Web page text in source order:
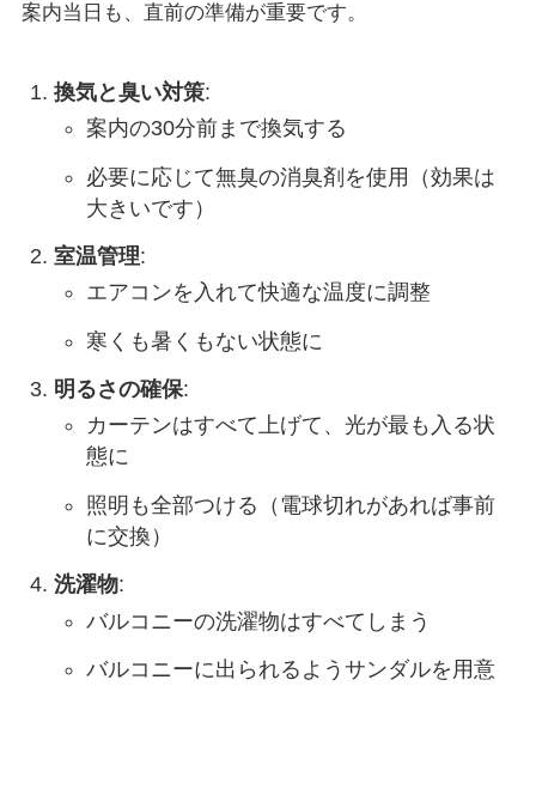
案内当日も、直前の準備が重要です。
換気と臭い対策:
案内の30分前まで換気する
必要に応じて無臭の消臭剤を使用（効果は
大きいです）
室温管理:
エアコンを入れて快適な温度に調整
寒くも暑くもない状態に
明るさの確保:
カーテンはすべて上げて、光が最も入る状
態に
照明も全部つける（電球切れがあれば事前
に交換）
洗濯物:
バルコニーの洗濯物はすべてしまう
バルコニーに出られるようサンダルを用意